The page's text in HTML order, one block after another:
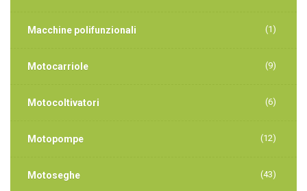
Macchine polifunzionali (1)
Motocarriole (9)
Motocoltivatori (6)
Motopompe (12)
Motoseghe (43)